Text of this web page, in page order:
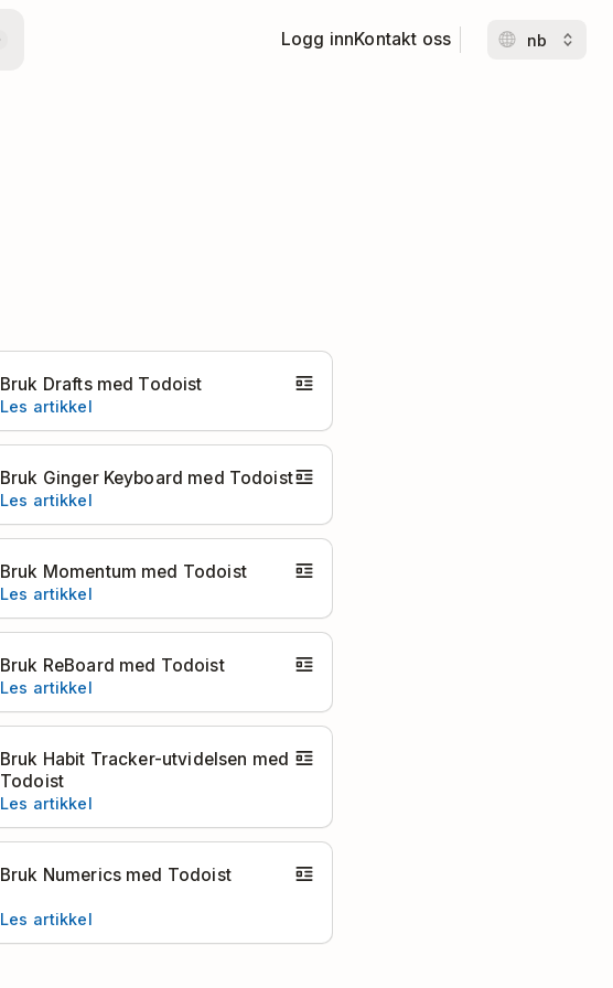
Logg innKontakt oss
Bruk Drafts med Todoist
Les artikkel
Bruk Ginger Keyboard med Todoist
Les artikkel
Bruk Momentum med Todoist
Les artikkel
Bruk ReBoard med Todoist
Les artikkel
Bruk Habit Tracker-utvidelsen med
Todoist
Les artikkel
Bruk Numerics med Todoist
Les artikkel